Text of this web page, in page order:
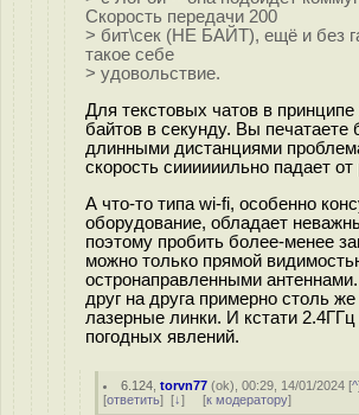
Скорость передачи 200
> бит\сек (НЕ БАЙТ), ещё и без
такое себе
> удовольствие.
Для текстовых чатов в принципе
байтов в секунду. Вы печатаете
длинными дистанциями
скорость сиииииильно падает от
А что-то типа wi-fi, особенно
оборудование, обладает
поэтому пробить более-менее
можно только прямой
остронаправленными
друг на друга примерно столь же
лазерные линки. И кстати
погодных явлений.
6.124 ,torvn77 (ok), 00:29, 14/01/2024 [^
[ответить] [↓] [к модератору]